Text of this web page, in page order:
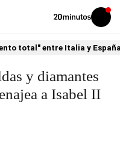
Volver
Iniciar
sesión
total" entre Italia y
y diamantes
a Isabel II